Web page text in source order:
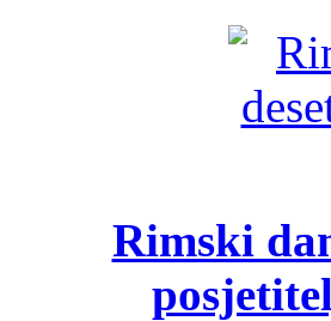
Rimski